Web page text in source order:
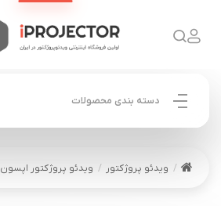
دسته بندی محصولات
ویدئو پروژکتور ویدئو پروژکتور اپسون